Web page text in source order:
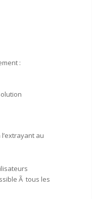
:
au
Ã tous les